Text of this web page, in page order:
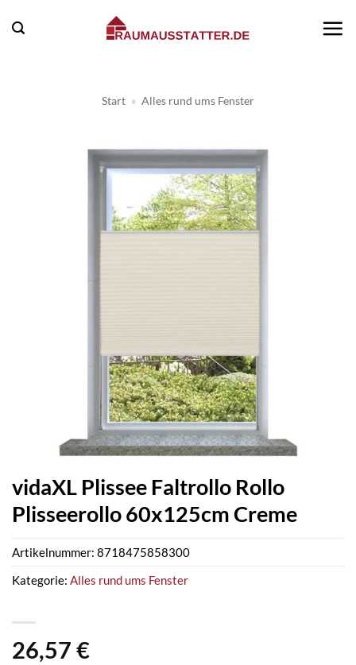
Inhalt
Start » Alles rund ums Fenster
vidaXL Plissee Faltrollo Rollo
Plisseerollo 60x125cm Creme
26,57 €
Artikelnummer: 8718475858300
Kategorie: Alles rund ums Fenster